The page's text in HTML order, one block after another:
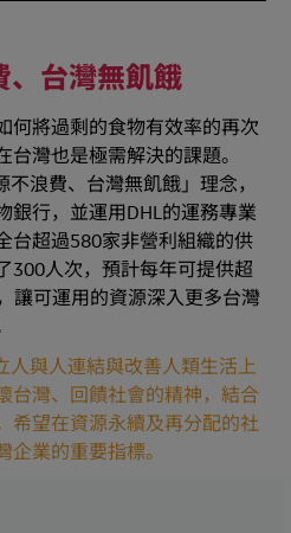
、台灣無飢餓
何將過剩的食物有效率的再次
灣也是極需解決的課題。
浪費、台灣無飢餓」理念，
銀行，並運用DHL的運務專業
台超過580家非營利組織的供
300人次，預計每年可提供超
讓可運用的資源深入更多台灣
人與人連結與改善人類生活上
台灣、回饋社會的精神，結合
希望在資源永續及再分配的社
業的重要指標。